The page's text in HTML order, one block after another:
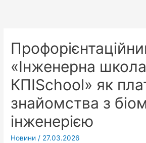
«Інженерна школа
КПІSchool» як
знайомства з
інженерією
Новини / 27.03.2026